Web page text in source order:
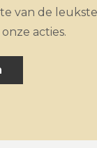
van de
acties.